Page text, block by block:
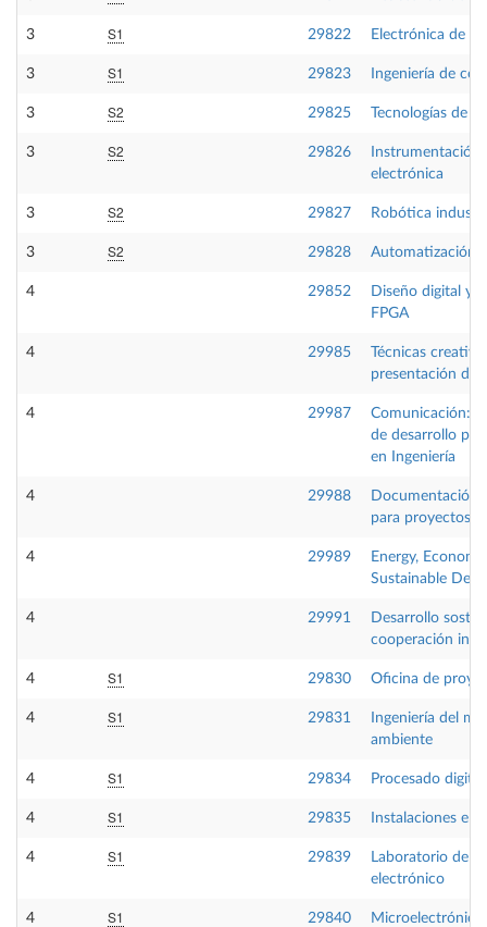
3 S1 29822 Electrónica de
3 S1 29823 Ingeniería de
3 S2 29825 Tecnologías de
3 S2 29826
Instrumentación
electrónica
3 S2 29827 Robótica
3 S2 29828 Automatización
4 29852
Diseño digital y
FPGA
4 29985
Técnicas
presentación de
4 29987
de desarrollo
en Ingeniería
4 29988
Documentación
para proyectos
4 29989
Energy,
Sustainable
4 29991
Desarrollo
cooperación
4 S1 29830 Oficina de
4 S1 29831
Ingeniería del
ambiente
4 S1 29834 Procesado
4 S1 29835 Instalaciones
4 S1 29839
Laboratorio de
electrónico
4 S1 29840 Microelectrónica